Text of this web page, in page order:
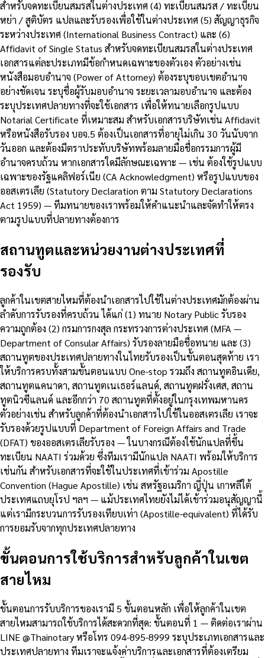
สำหรับจดทะเบียนสมรสในต่างประเทศ (4) ทะเบียนสมรส / ทะเบียน
หย่า / สูติบัตร แปลและรับรองเพื่อใช้ในต่างประเทศ (5) สัญญาธุรกิจ
ระหว่างประเทศ (International Business Contract) และ (6)
Affidavit of Single Status สำหรับจดทะเบียนสมรสในต่างประเทศ
เอกสารแต่ละประเภทมีข้อกำหนดเฉพาะของตัวเอง ตัวอย่างเช่น
หนังสือมอบอำนาจ (Power of Attorney) ต้องระบุขอบเขตอำนาจ
อย่างชัดเจน ระบุชื่อผู้รับมอบอำนาจ ระยะเวลามอบอำนาจ และต้อง
ระบุประเทศปลายทางที่จะใช้เอกสาร เพื่อให้ทนายเลือกรูปแบบ
Notarial Certificate ที่เหมาะสม สำหรับเอกสารบริษัทเช่น Affidavit
หรือหนังสือรับรอง บอจ.5 ต้องเป็นเอกสารที่อายุไม่เกิน 30 วันนับจาก
วันออก และต้องมีตราประทับบริษัทพร้อมลายมือชื่อกรรมการผู้มี
อำนาจครบถ้วน หากเอกสารใดมีลักษณะเฉพาะ — เช่น ต้องใช้รูปแบบ
เฉพาะของรัฐแคลิฟอร์เนีย (CA Acknowledgment) หรือรูปแบบของ
ออสเตรเลีย (Statutory Declaration ตาม Statutory Declarations
Act 1959) — ทีมทนายของเราพร้อมให้คำแนะนำและจัดทำให้ตรง
ตามรูปแบบที่ปลายทางต้องการ
สถานทูตและหน่วยงานต่างประเทศที่
รองรับ
ลูกค้าในเขตสายไหมที่ต้องนำเอกสารไปใช้ในต่างประเทศมักต้องผ่าน
ลำดับการรับรองที่ครบถ้วน ได้แก่ (1) ทนาย Notary Public รับรอง
ความถูกต้อง (2) กรมการกงสุล กระทรวงการต่างประเทศ (MFA —
Department of Consular Affairs) รับรองลายมือชื่อทนาย และ (3)
สถานทูตของประเทศปลายทางในไทยรับรองเป็นขั้นตอนสุดท้าย เรา
ให้บริการครบทั้งสามขั้นตอนแบบ One-stop รวมถึง สถานทูตอินเดีย,
สถานทูตแคนาดา, สถานทูตเนเธอร์แลนด์, สถานทูตฝรั่งเศส, สถาน
ทูตนิวซีแลนด์ และอีกกว่า 70 สถานทูตที่ตั้งอยู่ในกรุงเทพมหานคร
ตัวอย่างเช่น สำหรับลูกค้าที่ต้องนำเอกสารไปใช้ในออสเตรเลีย เราจะ
รับรองด้วยรูปแบบที่ Department of Foreign Affairs and Trade
(DFAT) ของออสเตรเลียรับรอง — ในบางกรณีต้องใช้นักแปลที่ขึ้น
ทะเบียน NAATI ร่วมด้วย ซึ่งทีมเรามีนักแปล NAATI พร้อมให้บริการ
เช่นกัน สำหรับเอกสารที่จะใช้ในประเทศที่เข้าร่วม Apostille
Convention (Hague Apostille) เช่น สหรัฐอเมริกา ญี่ปุ่น เกาหลีใต้
ประเทศแถบยุโรป ฯลฯ — แม้ประเทศไทยยังไม่ได้เข้าร่วมอนุสัญญานี้
แต่เรามีกระบวนการรับรองเทียบเท่า (Apostille-equivalent) ที่ได้รับ
การยอมรับจากทุกประเทศปลายทาง
ขั้นตอนการใช้บริการสำหรับลูกค้าในเขต
สายไหม
ขั้นตอนการรับบริการของเรามี 5 ขั้นตอนหลัก เพื่อให้ลูกค้าในเขต
สายไหมสามารถใช้บริการได้สะดวกที่สุด: ขั้นตอนที่ 1 — ติดต่อเราผ่าน
LINE @Thainotary หรือโทร 094-895-8999 ระบุประเภทเอกสารและ
ประเทศปลายทาง ทีมเราจะแจ้งค่าบริการและเอกสารที่ต้องเตรียม